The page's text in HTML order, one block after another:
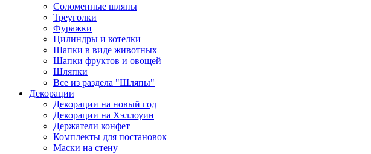
Соломенные шляпы
Треуголки
Фуражки
Цилиндры и котелки
Шапки в виде животных
Шапки фруктов и овощей
Шляпки
Все из раздела "Шляпы"
Декорации
Декорации на новый год
Декорации на Хэллоуин
Держатели конфет
Комплекты для постановок
Маски на стену